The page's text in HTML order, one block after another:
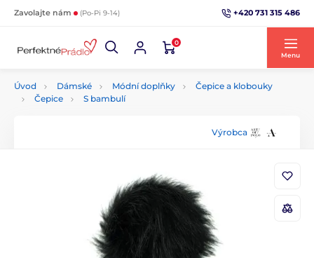
Zavolajte nám (Po-Pi 9-14) +420 731 315 486
0
Menu
Úvod Dámské Módní doplňky
Čepice a klobouky
Čepice
S bambulí
Výrobca